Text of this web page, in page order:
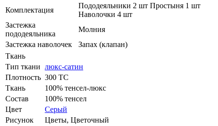
Комплектация
Пододеяльники 2 шт Простыня 1 шт
Наволочки 4 шт
Застежка
пододеяльника
Молния
Застежка наволочек
Запах (клапан)
Ткань
Тип ткани люкс-сатин
Плотность 300 ТС
Ткань
100% тенсел-люкс
Состав
100% тенсел
Цвет
Серый
Рисунок
Цветы, Цветочный